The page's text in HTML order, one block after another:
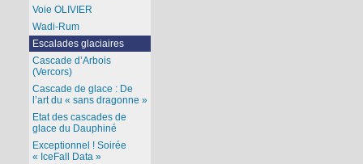
Voie OLIVIER
Wadi-Rum
Escalades glaciaires
Cascade d’Arbois
(Vercors)
Cascade de glace : De
l’art du « sans dragonne »
Etat des cascades de
glace du Dauphiné
Exceptionnel ! Soirée
« IceFall Data »